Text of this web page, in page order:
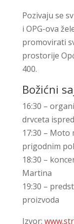
Pozivaju se
i OPG-ova
promovirati
prostorije
400.
Božićni
16:30 –
drvceta
17:30 – Moto
prigodnim
18:30 –
Martina
19:30 –
proizvoda
Izvor: